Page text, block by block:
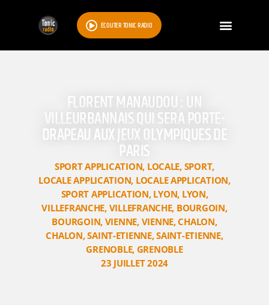
ÉCOUTER TONIC RADIO
FLORENT MANAUDOU : UN
VILLEURBANNAIS QUI SERA PORTE-
DRAPEAU AUX JEUX OLYMPIQUES DE
PARIS
SPORT APPLICATION, LOCALE, SPORT,
LOCALE APPLICATION, LOCALE APPLICATION,
SPORT APPLICATION, LYON, LYON,
VILLEFRANCHE, VILLEFRANCHE, BOURGOIN,
BOURGOIN, VIENNE, VIENNE,CHALON,
CHALON,SAINT-ETIENNE,SAINT-ETIENNE,
GRENOBLE, GRENOBLE
23 JUILLET 2024